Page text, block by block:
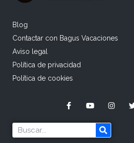
Blog
Contactar con Bagus Vacaciones
Aviso legal
Política de privacidad
Política de cookies